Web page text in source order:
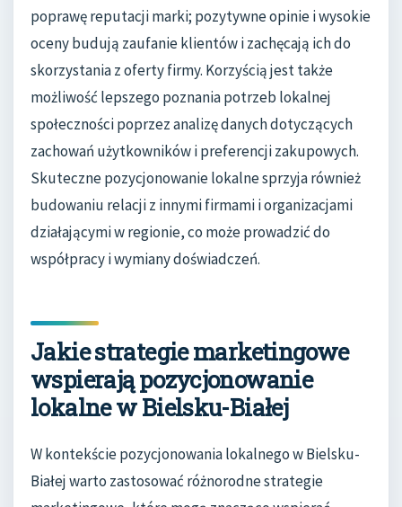
poprawę reputacji marki; pozytywne opinie i wysokie
oceny budują zaufanie klientów i zachęcają ich do
skorzystania z oferty firmy. Korzyścią jest także
możliwość lepszego poznania potrzeb lokalnej
społeczności poprzez analizę danych dotyczących
zachowań użytkowników i preferencji zakupowych.
Skuteczne pozycjonowanie lokalne sprzyja również
budowaniu relacji z innymi firmami i organizacjami
działającymi w regionie, co może prowadzić do
współpracy i wymiany doświadczeń.
Jakie strategie marketingowe
wspierają pozycjonowanie
lokalne w Bielsku-Białej
W kontekście pozycjonowania lokalnego w Bielsku-
Białej warto zastosować różnorodne strategie